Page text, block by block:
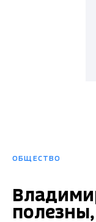
ОБЩЕСТВО